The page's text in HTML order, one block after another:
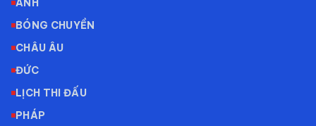
ANH
BÓNG CHUYỀN
CHÂU ÂU
ĐỨC
LỊCH THI ĐẤU
PHÁP